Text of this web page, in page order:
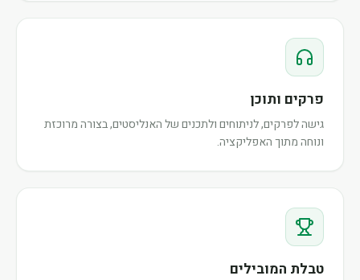
פרקים ותוכן
גישה לפרקים, לניתוחים ולתכנים של האנליסטים, בצורה מרוכזת
ונוחה מתוך האפליקציה.
טבלת המובילים